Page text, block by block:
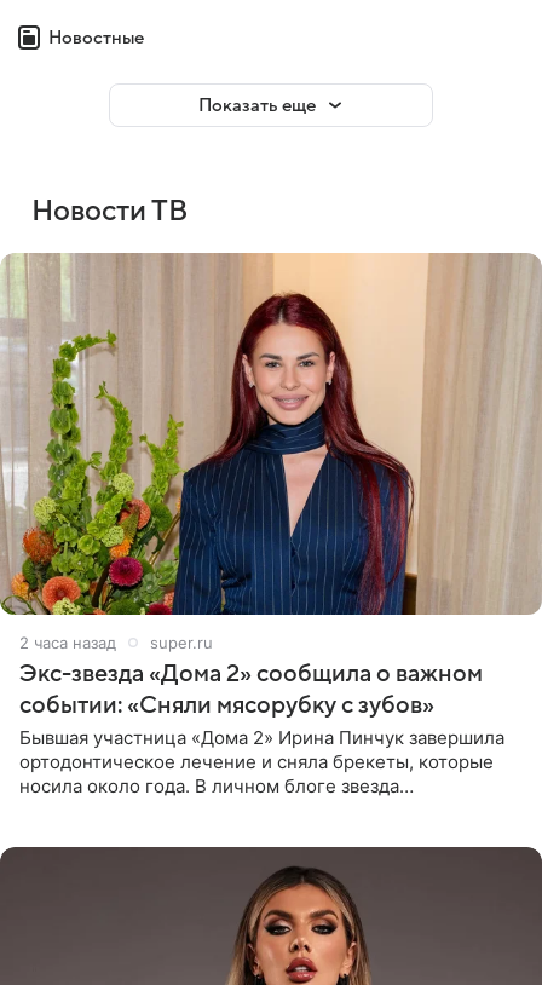
Новостные
Показать еще
Новости ТВ
2 часа назад super.ru
Экс-звезда «Дома 2» сообщила о важном
событии: «Сняли мясорубку с зубов»
Бывшая участница «Дома 2» Ирина Пинчук завершила
ортодонтическое лечение и сняла брекеты, которые
носила около года. В личном блоге звезда